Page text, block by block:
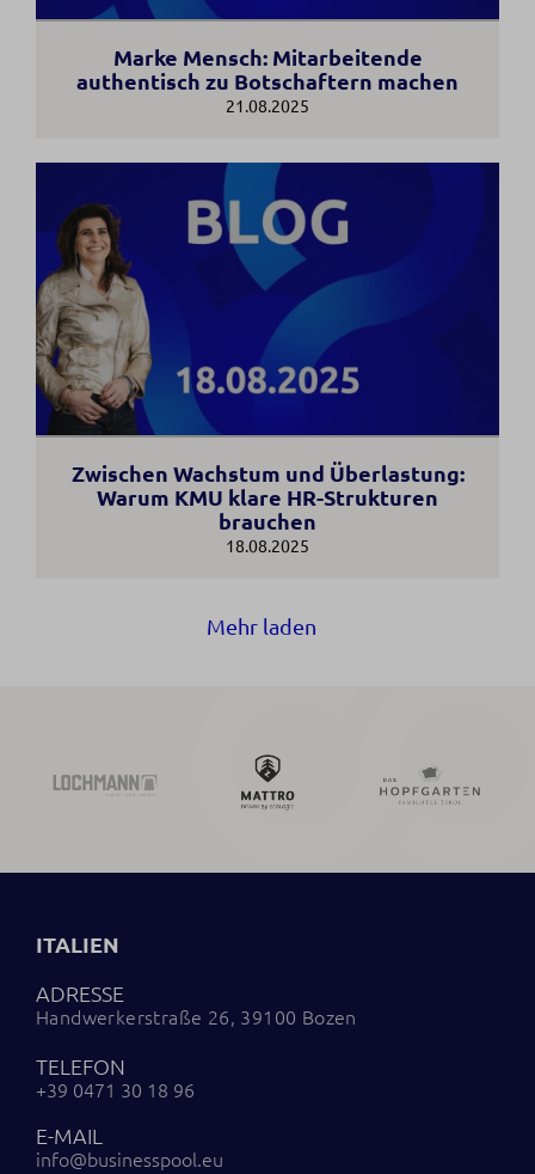
Marke Mensch: Mitarbeitende
authentisch zu Botschaftern machen
21.08.2025
Zwischen Wachstum und Überlastung:
Warum KMU klare HR-Strukturen
brauchen
18.08.2025
Mehr laden
ITALIEN
ADRESSE
Handwerkerstraße 26, 39100 Bozen
TELEFON
+39 0471 30 18 96
E-MAIL
info@businesspool.eu